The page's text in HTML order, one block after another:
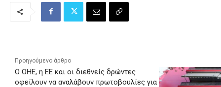
Προηγούμενο άρθρο
Ο ΟΗΕ, η ΕΕ και οι διεθνείς δρώντες
οφείλουν να αναλάβουν πρωτοβουλίες για